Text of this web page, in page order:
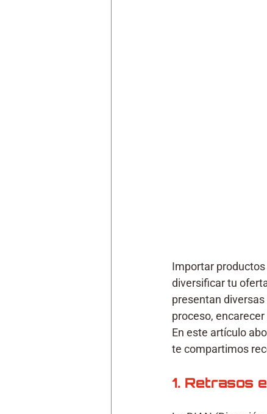
Importar
diversificar tu
presentan
proceso,
En este artículo
te compartimos
1. Retrasos